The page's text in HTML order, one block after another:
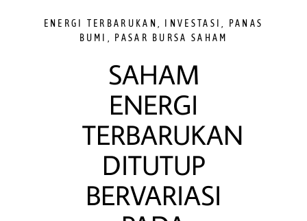
ENERGI TERBARUKAN INVESTASI
PANAS
BUMI
PASAR BURSA SAHAM
SAHAM
ENERGI
TERBARUKAN
DITUTUP
BERVARIASI